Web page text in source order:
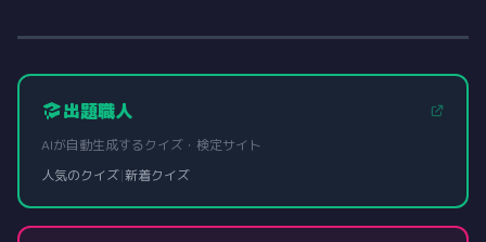
出題職人
AIが自動生成するクイズ・検定サイト
人気のクイズ|新着クイズ